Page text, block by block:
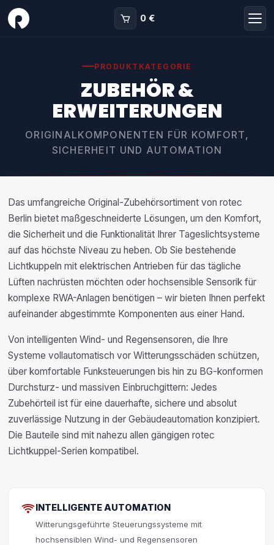
0 €
PRODUKTKATEGORIE
ZUBEHÖR &
ERWEITERUNGEN
ORIGINALKOMPONENTEN FÜR KOMFORT,
SICHERHEIT UND AUTOMATION
Das umfangreiche Original-Zubehörsortiment von rotec
Berlin bietet maßgeschneiderte Lösungen, um den Komfort,
die Sicherheit und die Funktionalität Ihrer Tageslichtsysteme
auf das höchste Niveau zu heben. Ob Sie bestehende
Lichtkuppeln mit elektrischen Antrieben für das tägliche
Lüften nachrüsten möchten oder hochsensible Sensorik für
komplexe RWA-Anlagen benötigen – wir bieten Ihnen perfekt
aufeinander abgestimmte Komponenten aus einer Hand.
Von intelligenten Wind- und Regensensoren, die Ihre
Systeme vollautomatisch vor Witterungsschäden schützen,
über komfortable Funksteuerungen bis hin zu BG-konformen
Durchsturz- und massiven Einbruchgittern: Jedes
Zubehörteil ist für eine dauerhafte, sichere und absolut
zuverlässige Nutzung in der Gebäudeautomation konzipiert.
Die Bauteile sind mit nahezu allen gängigen rotec
Lichtkuppel-Serien kompatibel.
INTELLIGENTE AUTOMATION
Witterungsgeführte Steuerungssysteme mit
hochsensiblen Wind- und Regensensoren